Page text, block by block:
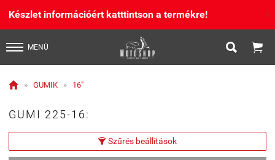
Készlet információért katttintson a termékre! X
MENÜ  
 » GUMIK » 16"
GUMI 225-16:
 Szűrés beállítások